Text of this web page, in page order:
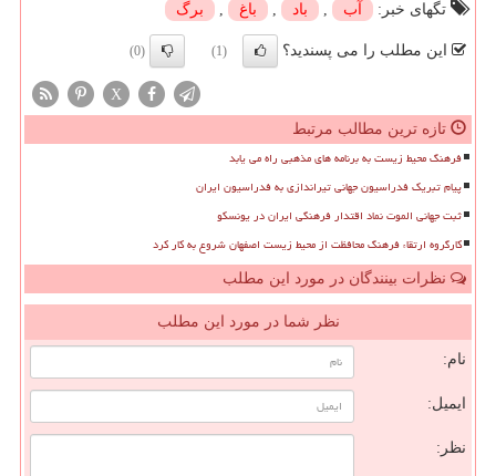
تگهای خبر:
آب , باد , باغ , برگ
این مطلب را می پسندید؟ (1)
(0)
X
تازه ترین مطالب مرتبط
فرهنگ محیط زیست به برنامه های مذهبی راه می یابد
پیام تبریک فدراسیون جهانی تیراندازی به فدراسیون ایران
ثبت جهانی الموت نماد اقتدار فرهنگی ایران در یونسکو
کارگروه ارتقاء فرهنگ محافظت از محیط زیست اصفهان شروع به کار کرد
نظرات بینندگان در مورد این مطلب
نظر شما در مورد این مطلب
نام:
ایمیل:
نظر: